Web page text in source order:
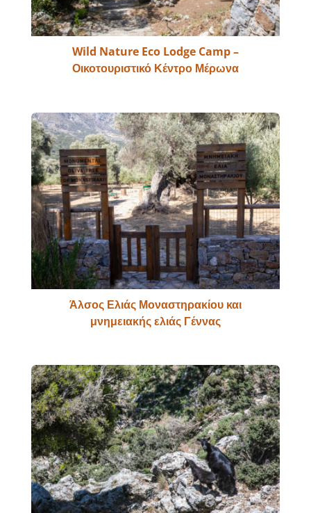
Wild Nature Eco Lodge Camp –
Οικοτουριστικό Κέντρο Μέρωνα
Άλσος Ελιάς Μοναστηρακίου και
μνημειακής ελιάς Γέννας